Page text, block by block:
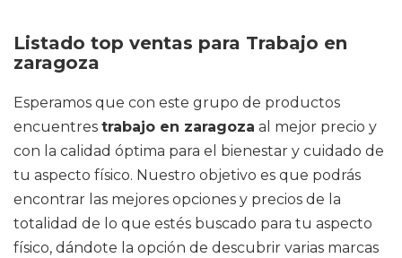
Listado top ventas para Trabajo en
zaragoza
Esperamos que con este grupo de productos
encuentres trabajo en zaragoza al mejor precio y
con la calidad óptima para el bienestar y cuidado de
tu aspecto físico. Nuestro objetivo es que podrás
encontrar las mejores opciones y precios de la
totalidad de lo que estés buscado para tu aspecto
físico, dándote la opción de descubrir varias marcas